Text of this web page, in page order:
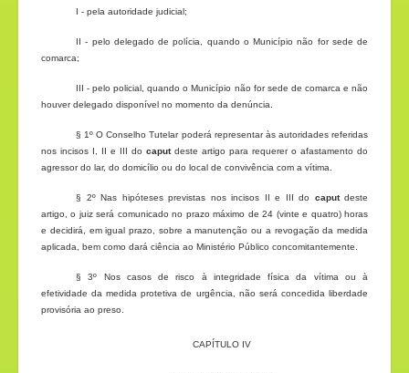
I - pela autoridade judicial;
II - pelo delegado de polícia, quando o Município não for sede de
comarca;
III - pelo policial, quando o Município não for sede de comarca e não
houver delegado disponível no momento da denúncia.
§ 1º O Conselho Tutelar poderá representar às autoridades referidas
nos incisos I, II e III do caputdeste artigo para requerer o afastamento do
agressor do lar, do domicílio ou do local de convivência com a vítima.
§ 2º Nas hipóteses previstas nos incisos II e III do caputdeste
artigo, o juiz será comunicado no prazo máximo de 24 (vinte e quatro) horas
e decidirá, em igual prazo, sobre a manutenção ou a revogação da medida
aplicada, bem como dará ciência ao Ministério Público concomitantemente.
§ 3º Nos casos de risco à integridade física da vítima ou à
efetividade da medida protetiva de urgência, não será concedida liberdade
provisória ao preso.
CAPÍTULO IV